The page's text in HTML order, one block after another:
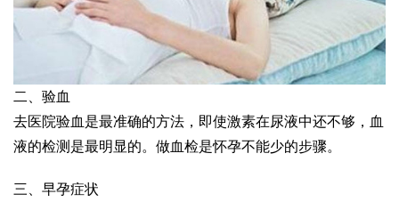
二、验血
去医院验血是最准确的方法，即使激素在尿液中还不够，血
液的检测是最明显的。做血检是怀孕不能少的步骤。
三、早孕症状